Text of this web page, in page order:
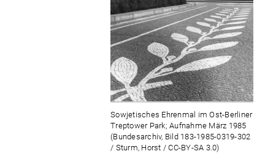
Sowjetisches Ehrenmal im Ost-Berliner
Treptower Park; Aufnahme März 1985
(Bundesarchiv, Bild 183-1985-0319-302
/ Sturm, Horst / CC-BY-SA 3.0)